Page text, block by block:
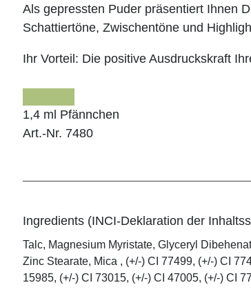
Als gepressten Puder präsentiert Ihnen
Schattiertöne, Zwischentöne und
Ihr Vorteil: Die positive Ausdruckskraft
1,4 ml Pfännchen
Art.-Nr. 7480
Ingredients (INCI-Deklaration der
Talc, Magnesium Myristate, Glyceryl
Zinc Stearate, Mica , (+/-) CI 77499, (+/-) CI
15985, (+/-) CI 73015, (+/-) CI 47005, (+/-) CI